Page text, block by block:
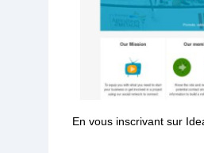
En vous inscrivant sur